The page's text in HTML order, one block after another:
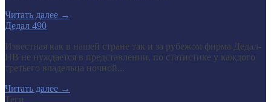
Читать далее →
Дедал 490
Известная как в нашей стране так и за рубежом фирма Дедал-
НВ не нуждается в представлении, по статистике у каждого
третьего владельца ночной...
Читать далее →
Теги